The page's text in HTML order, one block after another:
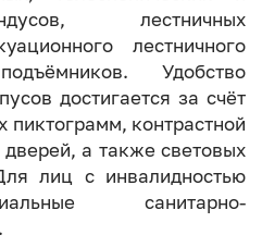
лестничных
лестничного
Удобство
достигается за счёт
пиктограмм, контрастной
а также световых
лиц с инвалидностью
санитарно-